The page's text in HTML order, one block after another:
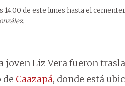
14.00 de este lunes hasta el
joven Liz Vera fueron
de Caazapá, donde está